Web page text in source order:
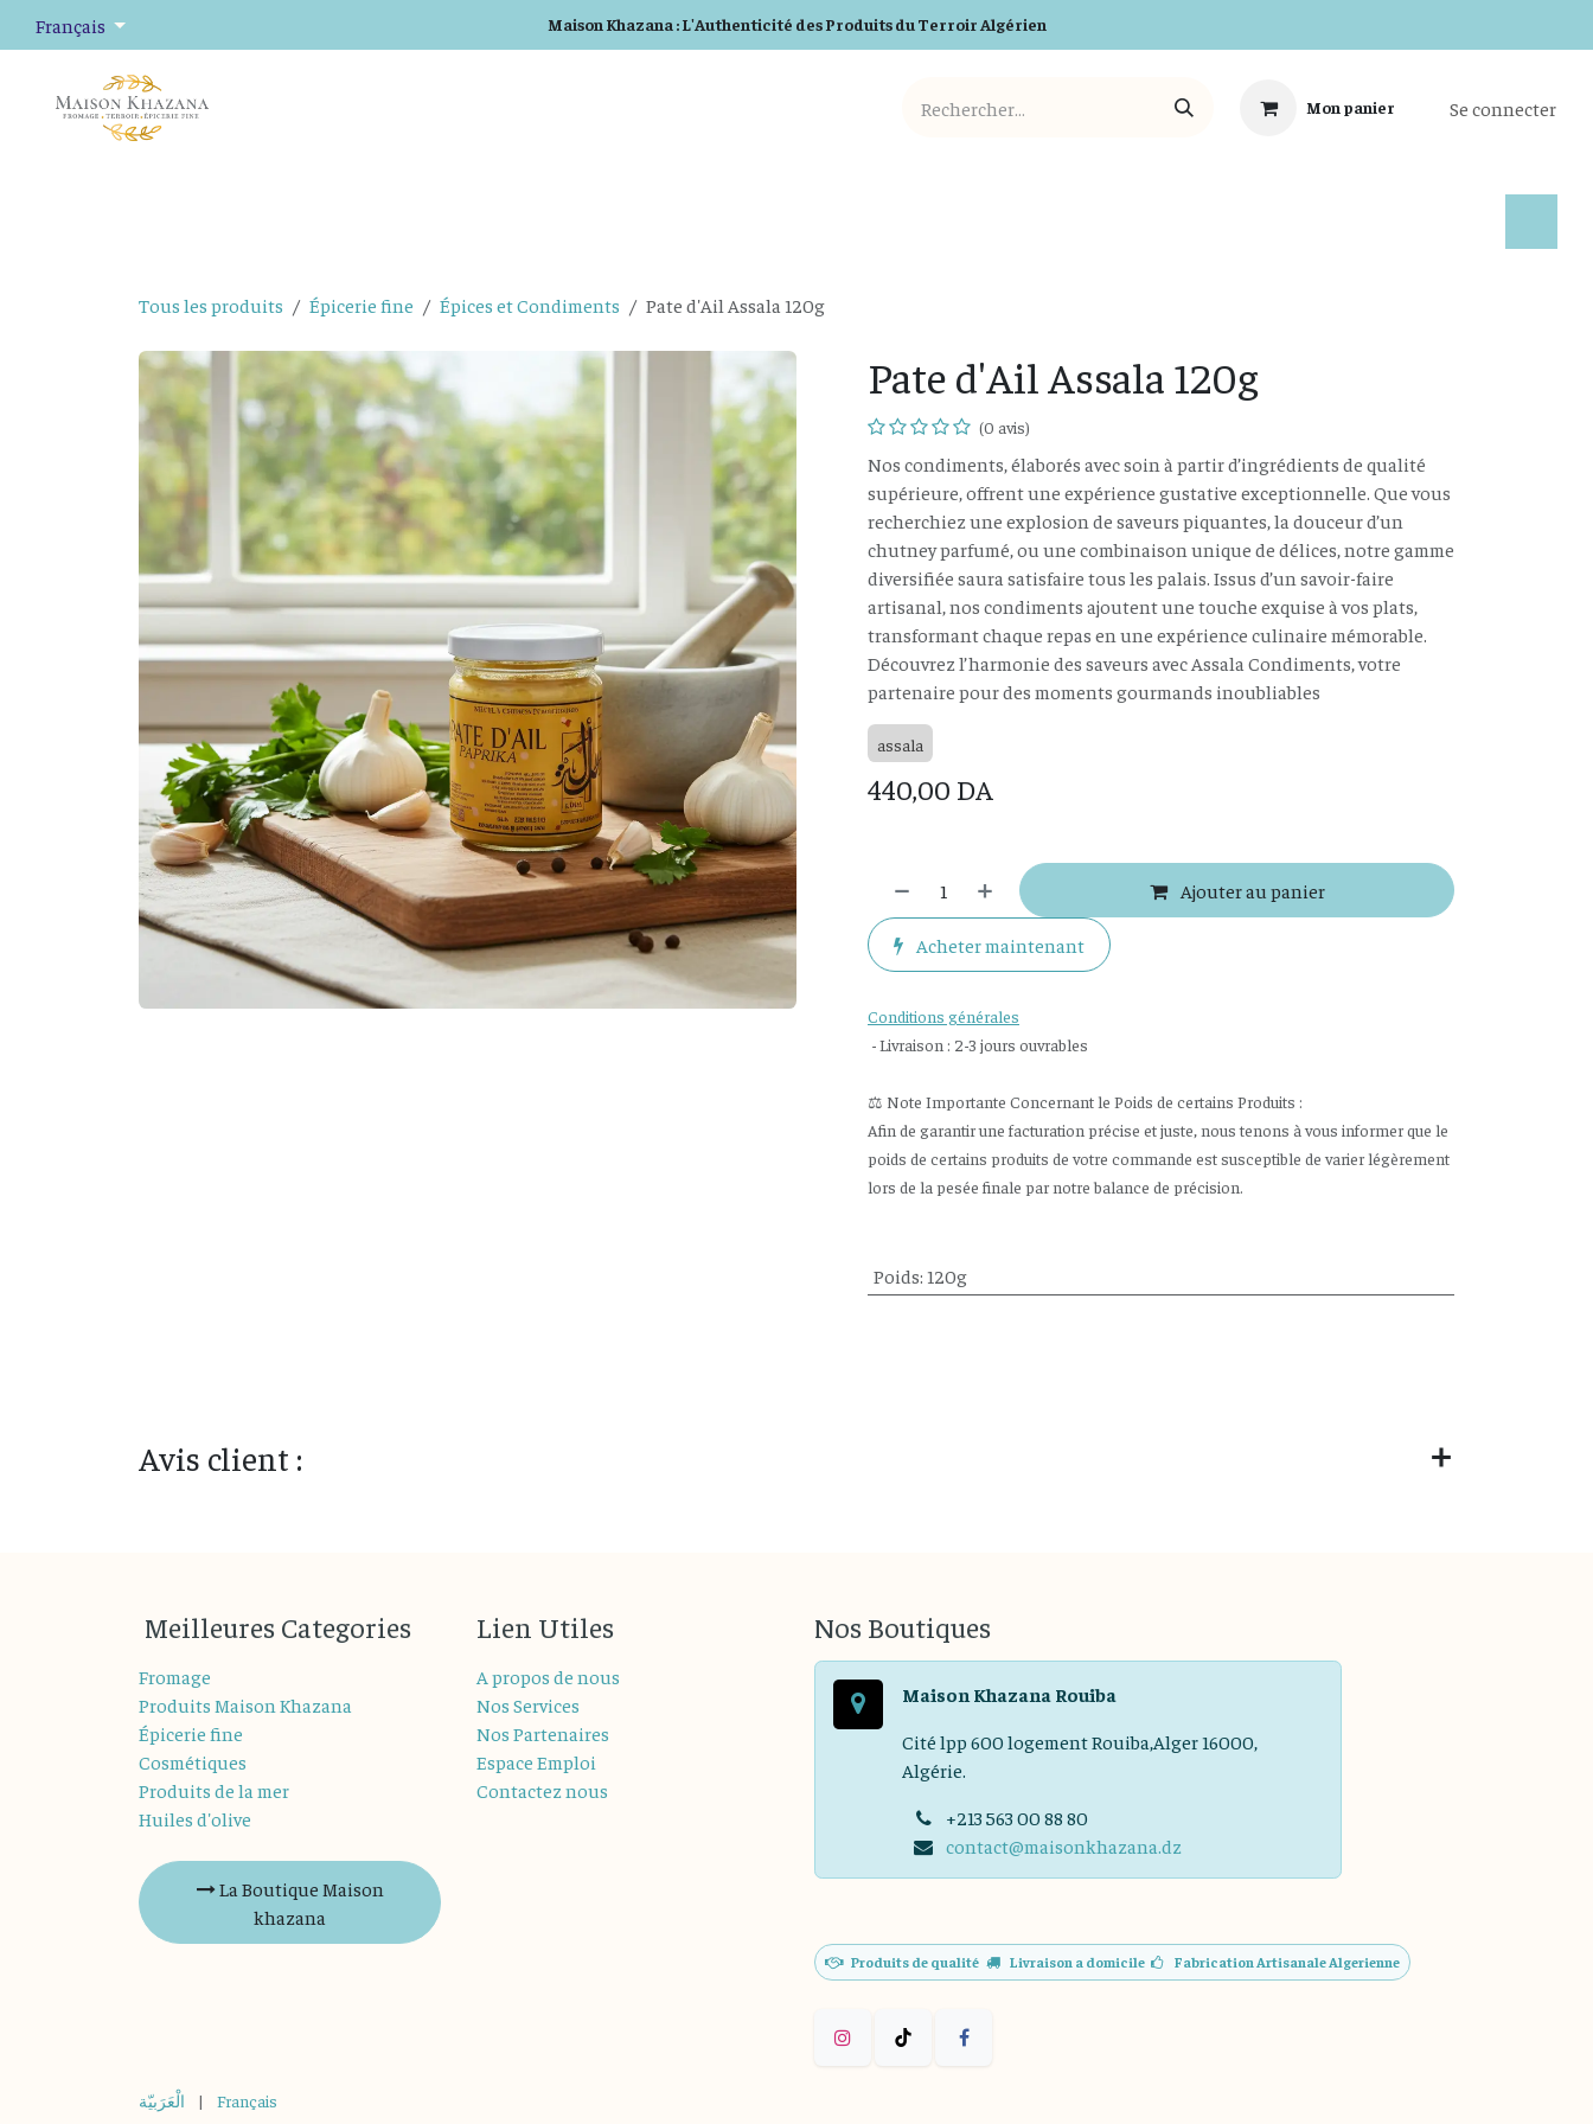
Français Maison Khazana : L'Authenticité des Produits du Terroir Algérien
Mon panier Se connecter
Tous les produits Épicerie fine Épices et Condiments Pate d'Ail Assala 120g
Pate d'Ail Assala 120g
(0 avis)
Nos condiments, élaborés avec soin à partir d’ingrédients de qualité
supérieure, offrent une expérience gustative exceptionnelle. Que vous
recherchiez une explosion de saveurs piquantes, la douceur d’un
chutney parfumé, ou une combinaison unique de délices, notre gamme
diversifiée saura satisfaire tous les palais. Issus d’un savoir-faire
artisanal, nos condiments ajoutent une touche exquise à vos plats,
transformant chaque repas en une expérience culinaire mémorable.
Découvrez l’harmonie des saveurs avec Assala Condiments, votre
partenaire pour des moments gourmands inoubliables
assala
440,00 DA
Ajouter au panier
Acheter maintenant
Conditions générales
- Livraison : 2-3 jours ouvrables
⚖️ Note Importante Concernant le Poids de certains Produits :
Afin de garantir une facturation précise et juste, nous tenons à vous informer que le
poids de certains produits de votre commande est susceptible de varier légèrement
lors de la pesée finale par notre balance de précision.
Poids: 120g
Avis client :
Meilleures Categories
Fromage
Produits Maison Khazana
Épicerie fine
Cosmétiques
Produits de la mer
Huiles d'olive
La Boutique Maison
khazana
Lien Utiles
A propos de nous
Nos Services
Nos Partenaires
Espace Emploi
Contactez nous
Nos Boutiques
Maison Khazana Rouiba
Cité lpp 600 logement Rouiba,Alger 16000,
Algérie.
+213 563 00 88 80
contact@maisonkhazana.dz
Produits de qualité Livraison a domicile Fabrication Artisanale Algerienne
الْعَرَبيّة | Français